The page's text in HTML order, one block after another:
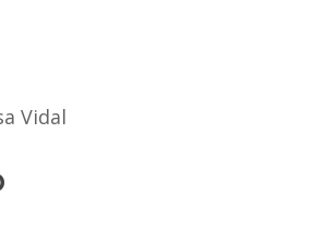
Vidal